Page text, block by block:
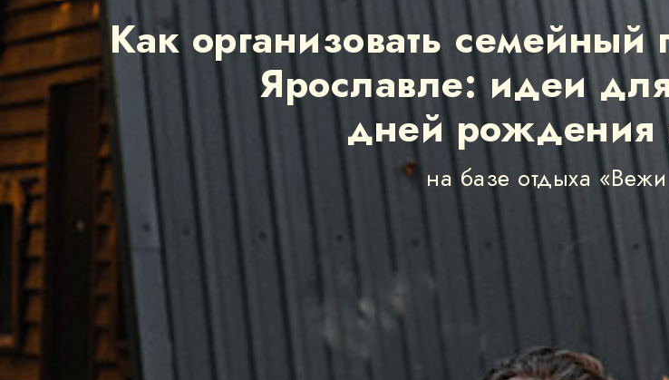
Как организовать
Ярославле: идеи
дней рождения
на базе отдыха